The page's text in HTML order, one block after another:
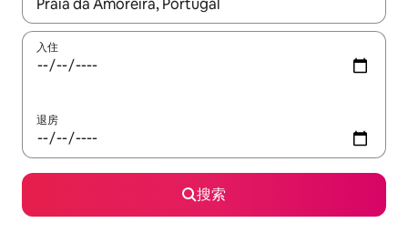
入住
退房
搜索